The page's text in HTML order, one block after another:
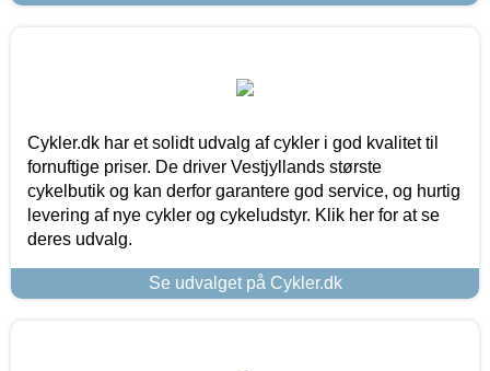
Cykler.dk har et solidt udvalg af cykler i god kvalitet til
fornuftige priser. De driver Vestjyllands største
cykelbutik og kan derfor garantere god service, og hurtig
levering af nye cykler og cykeludstyr. Klik her for at se
deres udvalg.
Se udvalget på Cykler.dk